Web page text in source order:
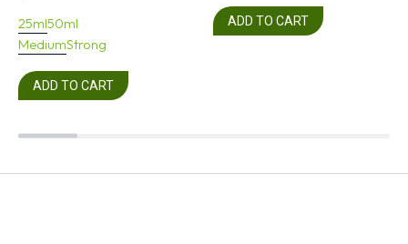
25ml50ml
MediumStrong
ADD TO CART
ADD TO CART